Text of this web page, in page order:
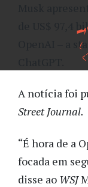
Musk
de US$ 97,4
OpenAI – a
A notícia foi
Street Journal.
“É hora de a
focada em
disse ao WSJ